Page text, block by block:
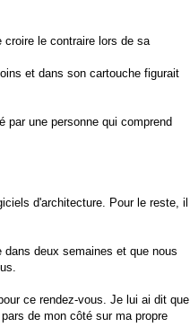
le contraire lors de sa
et dans son cartouche figurait
par une personne qui comprend
d'architecture. Pour le reste, il
deux semaines et que nous
ce rendez-vous. Je lui ai dit que
de mon côté sur ma propre